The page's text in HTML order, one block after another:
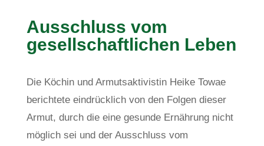
Ausschluss vom
gesellschaftlichen Leben
Die Köchin und Armutsaktivistin Heike Towae
berichtete eindrücklich von den Folgen dieser
Armut, durch die eine gesunde Ernährung nicht
möglich sei und der Ausschluss vom